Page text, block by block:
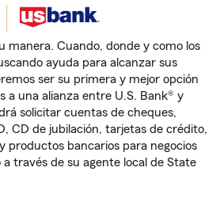
manera. Cuando, donde y como los
ayuda para alcanzar sus
ser su primera y mejor opción
a una alianza entre U.S. Bank® y
solicitar cuentas de cheques,
CD de jubilación, tarjetas de crédito,
productos bancarios para negocios
a través de su agente local de State